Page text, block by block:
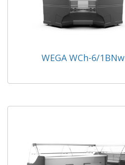
WEGA WCh-6/1BNw